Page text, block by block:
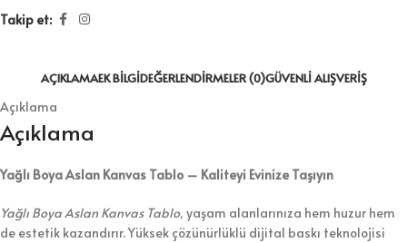
Takip et:
AÇIKLAMAEK BILGIDEĞERLENDIRMELER (0)GÜVENLI ALIŞVERIŞ
Açıklama
Açıklama
Yağlı Boya Aslan Kanvas Tablo – Kaliteyi Evinize Taşıyın
Yağlı Boya Aslan Kanvas Tablo, yaşam alanlarınıza hem huzur hem
de estetik kazandırır. Yüksek çözünürlüklü dijital baskı teknolojisi